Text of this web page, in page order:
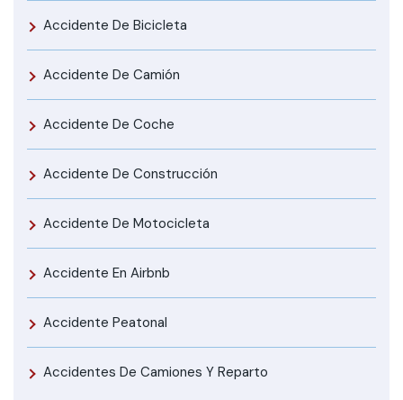
Accidente De Bicicleta
Accidente De Camión
Accidente De Coche
Accidente De Construcción
Accidente De Motocicleta
Accidente En Airbnb
Accidente Peatonal
Accidentes De Camiones Y Reparto